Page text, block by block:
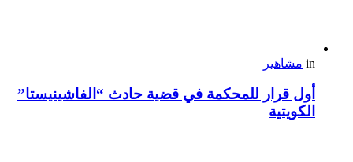
in مشاهير
أول قرار للمحكمة في قضية حادث “الفاشينيستا”
الكويتية